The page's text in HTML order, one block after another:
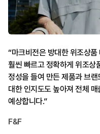
“마크비전은 방대한 위조상
훨씬 빠르고 정확하게 위조상
정성을 들여 만든 제품과 브
대한 인지도도 높아져 전체
예상합니다.”
F&F